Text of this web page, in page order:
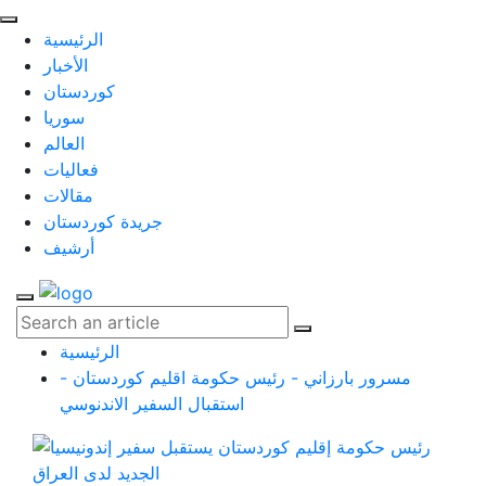
الرئيسية
الأخبار
كوردستان
سوريا
العالم
فعاليات
مقالات
جريدة كوردستان
أرشيف
الرئيسية
مسرور بارزاني - رئيس حكومة اقليم كوردستان -
استقبال السفير الاندنوسي